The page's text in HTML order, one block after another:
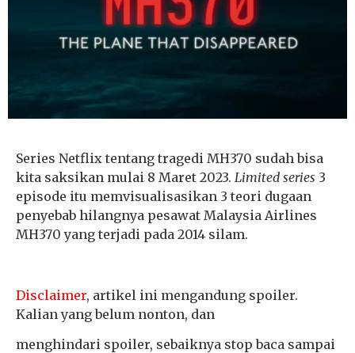
Series Netflix tentang tragedi MH370 sudah bisa
kita saksikan mulai 8 Maret 2023. Limited series 3
episode itu memvisualisasikan 3 teori dugaan
penyebab hilangnya pesawat Malaysia Airlines
MH370 yang terjadi pada 2014 silam.
Disclaimer, artikel ini mengandung spoiler.
Kalian yang belum nonton, dan
menghindari spoiler, sebaiknya stop baca sampai